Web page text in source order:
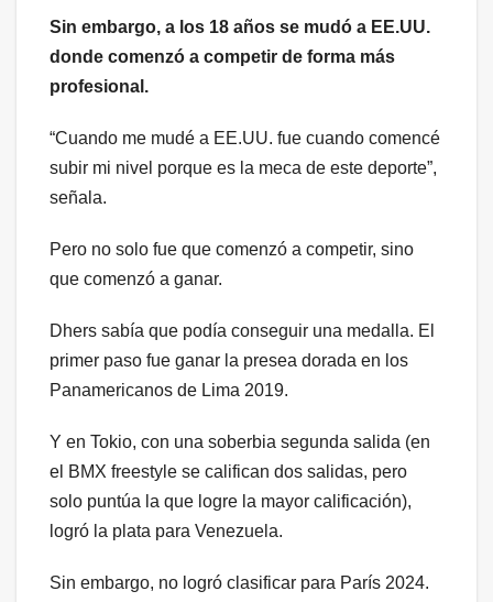
Sin embargo, a los 18 años se mudó a EE.UU.
donde comenzó a competir de forma más
profesional.
“Cuando me mudé a EE.UU. fue cuando comencé
subir mi nivel porque es la meca de este deporte”,
señala.
Pero no solo fue que comenzó a competir, sino
que comenzó a ganar.
Dhers sabía que podía conseguir una medalla. El
primer paso fue ganar la presea dorada en los
Panamericanos de Lima 2019.
Y en Tokio, con una soberbia segunda salida (en
el BMX freestyle se califican dos salidas, pero
solo puntúa la que logre la mayor calificación),
logró la plata para Venezuela.
Sin embargo, no logró clasificar para París 2024.